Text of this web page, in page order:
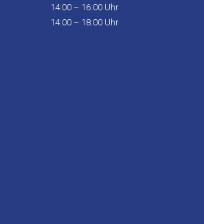
14:00 – 16:00 Uhr
14:00 – 18:00 Uhr